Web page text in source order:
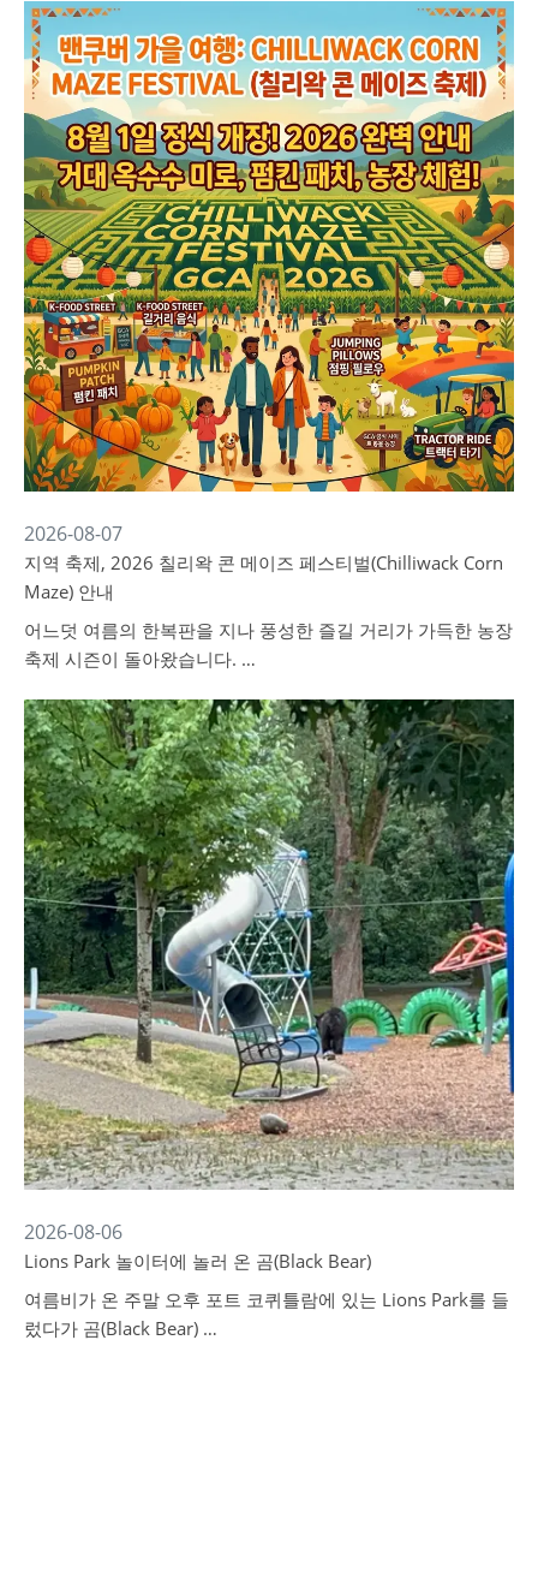
2026-08-07
지역 축제, 2026 칠리왁 콘 메이즈 페스티벌(Chilliwack Corn
Maze) 안내
어느덧 여름의 한복판을 지나 풍성한 즐길 거리가 가득한 농장
축제 시즌이 돌아왔습니다. …
2026-08-06
Lions Park 놀이터에 놀러 온 곰(Black Bear)
여름비가 온 주말 오후 포트 코퀴틀람에 있는 Lions Park를 들
렀다가 곰(Black Bear) …